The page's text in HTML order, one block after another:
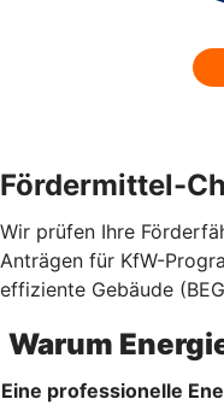
Fördermittel-
Wir prüfen Ihre
Anträgen für KfW-
effiziente Gebäude
Warum
Eine professionelle